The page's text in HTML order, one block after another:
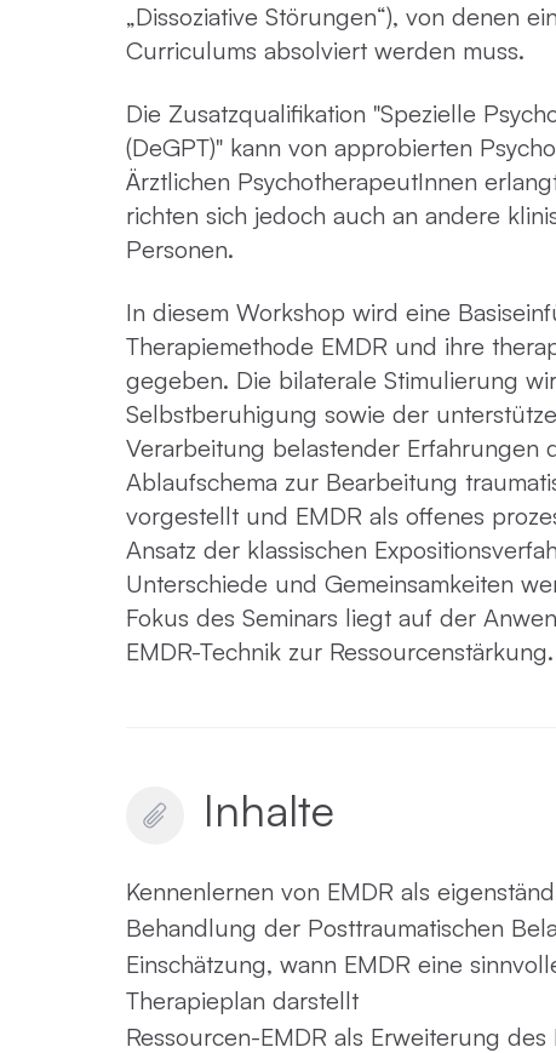
„Dissoziative Störungen“), von denen
Curriculums absolviert werden muss.
Die Zusatzqualifikation "Spezielle
(DeGPT)" kann von approbierten
Ärztlichen PsychotherapeutInnen
richten sich jedoch auch an andere
Personen.
In diesem Workshop wird eine
Therapiemethode EMDR und ihre
gegeben. Die bilaterale Stimulierung
Selbstberuhigung sowie der
Verarbeitung belastender Erfahrungen
Ablaufschema zur Bearbeitung
vorgestellt und EMDR als offenes
Ansatz der klassischen
Unterschiede und Gemeinsamkeiten
Fokus des Seminars liegt auf der
EMDR-Technik zur Ressourcenstärkung.
Inhalte
Kennenlernen von EMDR als
Behandlung der Posttraumatischen
Einschätzung, wann EMDR eine
Therapieplan darstellt
Ressourcen-EMDR als Erweiterung